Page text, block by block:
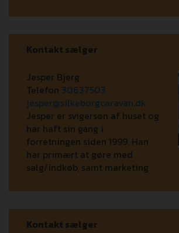
Kontakt sælger
Jesper Bjerg
Telefon 30637503
jesper@silkeborgcaravan.dk
Jesper er svigersøn af huset og
har haft sin gang i
forretningen siden 1999. Han
har primært at gøre med
salg/indkøb, samt marketing
Kontakt sælger